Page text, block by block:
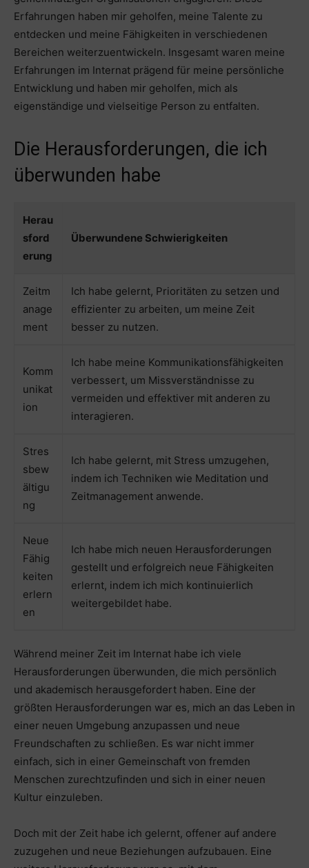
Erfahrungen haben mir geholfen, meine Talente zu
entdecken und meine Fähigkeiten in verschiedenen
Bereichen weiterzuentwickeln. Insgesamt waren meine
Erfahrungen im Internat prägend für meine persönliche
Entwicklung und haben mir geholfen, mich als
eigenständige und vielseitige Person zu entfalten.
Die Herausforderungen, die ich
überwunden habe
Herau
sford
erung
Überwundene Schwierigkeiten
Zeitm
anage
ment
Ich habe gelernt, Prioritäten zu setzen und
effizienter zu arbeiten, um meine Zeit
besser zu nutzen.
Komm
unikat
ion
Ich habe meine Kommunikationsfähigkeiten
verbessert, um Missverständnisse zu
vermeiden und effektiver mit anderen zu
interagieren.
Stres
sbew
ältigu
ng
Ich habe gelernt, mit Stress umzugehen,
indem ich Techniken wie Meditation und
Zeitmanagement anwende.
Neue
Fähig
keiten
erlern
en
Ich habe mich neuen Herausforderungen
gestellt und erfolgreich neue Fähigkeiten
erlernt, indem ich mich kontinuierlich
weitergebildet habe.
Während meiner Zeit im Internat habe ich viele
Herausforderungen überwunden, die mich persönlich
und akademisch herausgefordert haben. Eine der
größten Herausforderungen war es, mich an das Leben in
einer neuen Umgebung anzupassen und neue
Freundschaften zu schließen. Es war nicht immer
einfach, sich in einer Gemeinschaft von fremden
Menschen zurechtzufinden und sich in einer neuen
Kultur einzuleben.
Doch mit der Zeit habe ich gelernt, offener auf andere
zuzugehen und neue Beziehungen aufzubauen. Eine